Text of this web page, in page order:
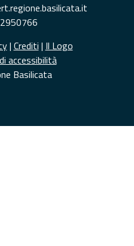
| Crediti | Il Logo
accessibilità
Basilicata